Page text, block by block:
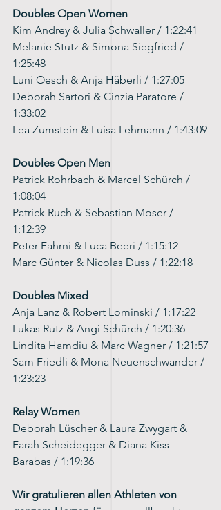
Doubles Open Women
Kim Andrey & Julia Schwaller / 1:22:41
Melanie Stutz & Simona Siegfried /
1:25:48
Luni Oesch & Anja Häberli / 1:27:05
Deborah Sartori & Cinzia Paratore /
1:33:02
Lea Zumstein & Luisa Lehmann / 1:43:09
Doubles Open Men
Patrick Rohrbach & Marcel Schürch /
1:08:04
Patrick Ruch & Sebastian Moser /
1:12:39
Peter Fahrni & Luca Beeri / 1:15:12
Marc Günter & Nicolas Duss / 1:22:18
Doubles Mixed
Anja Lanz & Robert Lominski / 1:17:22
Lukas Rutz & Angi Schürch / 1:20:36
Lindita Hamdiu & Marc Wagner / 1:21:57
Sam Friedli & Mona Neuenschwander /
1:23:23
Relay Women
Deborah Lüscher & Laura Zwygart &
Farah Scheidegger & Diana Kiss-
Barabas / 1:19:36
Wir gratulieren allen Athleten von